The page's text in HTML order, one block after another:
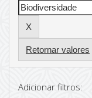
Retornar valores
Adicionar filtros: